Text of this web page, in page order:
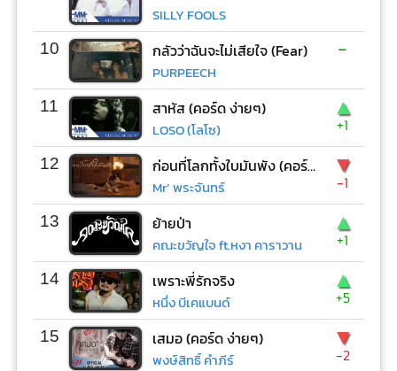
SILLY FOOLS
10 กลัวว่าฉันจะไม่เสียใจ (Fear)
PURPEECH
-
11 สาหัส (คอร์ด ง่ายๆ)
LOSO (โลโซ)
▲
+1
12 ก่อนที่โลกทั้งใบมันพัง (คอร์ด ง่ายๆ)
Mr’ พระจันทร์
▼
-1
13 ย้ายป่า
คณะขวัญใจ ft.หงา คาราวาน
▲
+1
14 เพราะพี่รักจริง
หนึ่ง บีเคแบนด์
▲
+5
15 เสมอ (คอร์ด ง่ายๆ)
พงษ์สิทธิ์ คำภีร์
▼
-2